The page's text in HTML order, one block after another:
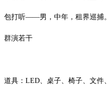
包打听——男，中年，租界巡捕。
群演若干
道具： LED 、桌子、椅子、文件